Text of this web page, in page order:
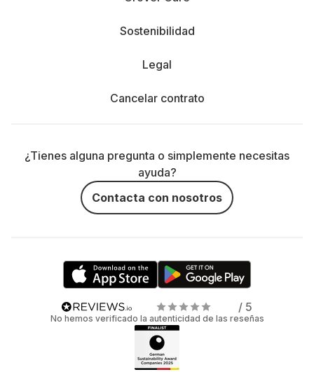
Sostenibilidad
Legal
Cancelar contrato
¿Tienes alguna pregunta o simplemente necesitas
ayuda?
Contacta con nosotros
/ 5
No hemos verificado la autenticidad de las reseñas